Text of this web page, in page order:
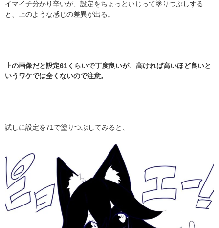
イマイチ分かり辛いが、設定をちょっといじって塗りつぶしする
と、上のような感じの差異が出る。
上の画像だと設定61くらいで丁度良いが、高ければ高いほど良いと
いうワケでは全くないので注意。
試しに設定を71で塗りつぶしてみると、